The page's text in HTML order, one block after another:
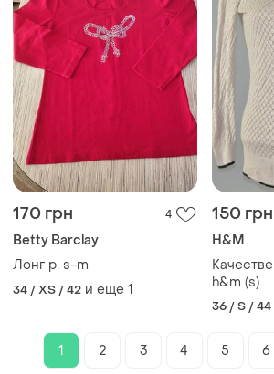
170 грн 4
Betty Barclay
Лонг р. s-m
34 / XS / 42 и еще 1
150 грн
H&M
h&m (s)
36 / S / 44
1 2 3 4 5 6